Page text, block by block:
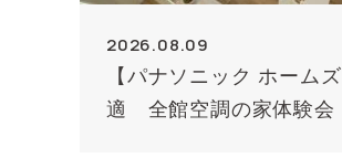
2026.08.09
【パナソニック ホーム
適 全館空調の家体験会